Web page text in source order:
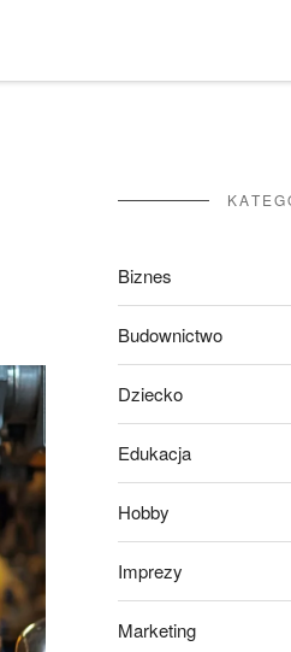
Biznes
Budownictwo
Dziecko
Edukacja
Hobby
Imprezy
Marketing